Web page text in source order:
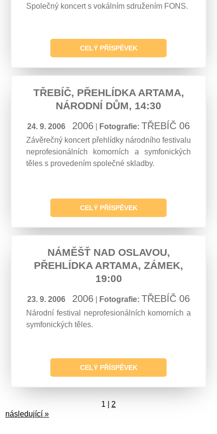
Společný koncert s vokálním sdružením FONS.
CELÝ PŘÍSPĚVEK
TŘEBÍČ, PŘEHLÍDKA ARTAMA,
NÁRODNÍ DŮM, 14:30
24. 9. 2006 2006 Fotografie: TŘEBÍČ 06
Závěrečný koncert přehlídky národního festivalu
neprofesionálních komorních a symfonických
těles s provedením společné skladby.
CELÝ PŘÍSPĚVEK
NÁMĚŠŤ NAD OSLAVOU,
PŘEHLÍDKA ARTAMA, ZÁMEK,
19:00
23. 9. 2006 2006 Fotografie: TŘEBÍČ 06
Národní festival neprofesionálních komorních a
symfonických těles.
CELÝ PŘÍSPĚVEK
1
2
následující »